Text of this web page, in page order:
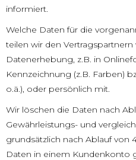
informiert.
Welche Daten für die
teilen wir den
Datenerhebung, z.B. in
Kennzeichnung (z.B. Farben)
o.ä.), oder persönlich mit.
Wir löschen die Daten nach
Gewährleistungs- und
grundsätzlich nach Ablauf von
Daten in einem Kundenkonto